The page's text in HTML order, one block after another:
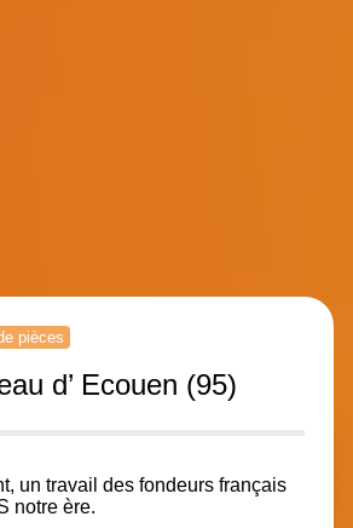
pièces
d’ Ecouen (95)
un travail des fondeurs français
notre ère.